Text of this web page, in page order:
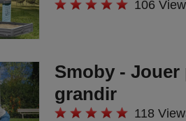
106
Smoby -
grandir
118